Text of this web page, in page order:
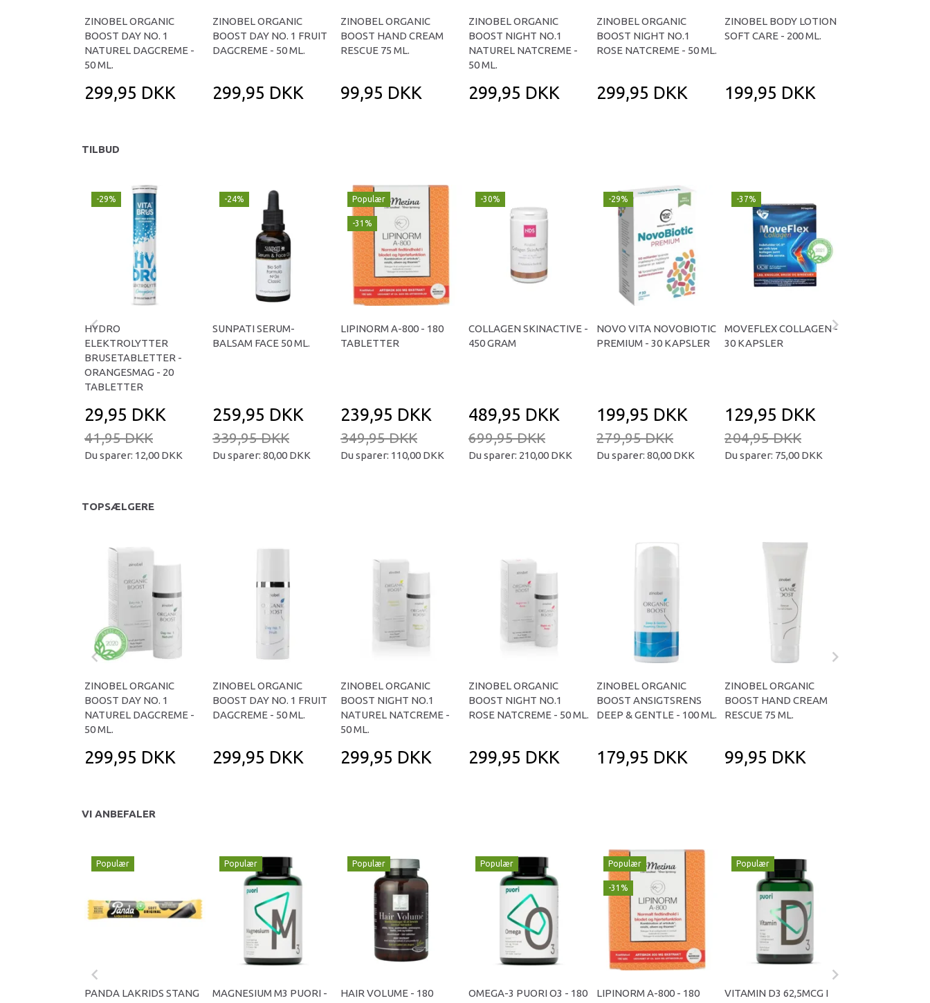
ZINOBEL ORGANIC
BOOST DAY NO. 1
NATUREL DAGCREME -
50 ML.
299,95 DKK
ZINOBEL ORGANIC
BOOST DAY NO. 1 FRUIT
DAGCREME - 50 ML.
299,95 DKK
ZINOBEL ORGANIC
BOOST HAND CREAM
RESCUE 75 ML.
99,95 DKK
ZINOBEL ORGANIC
BOOST NIGHT NO.1
NATUREL NATCREME -
50 ML.
299,95 DKK
ZINOBEL ORGANIC
BOOST NIGHT NO.1
ROSE NATCREME - 50 ML.
299,95 DKK
ZINOBEL BODY LOTION
SOFT CARE - 200 ML.
199,95 DKK
TILBUD
-29%
HYDRO
ELEKTROLYTTER
BRUSETABLETTER -
ORANGESMAG - 20
TABLETTER
29,95 DKK
41,95 DKK
Du sparer: 12,00 DKK
-24%
SUNPATI SERUM-
BALSAM FACE 50 ML.
259,95 DKK
339,95 DKK
Du sparer: 80,00 DKK
Populær
-31%
LIPINORM A-800 - 180
TABLETTER
239,95 DKK
349,95 DKK
Du sparer: 110,00 DKK
-30%
COLLAGEN SKINACTIVE -
450 GRAM
489,95 DKK
699,95 DKK
Du sparer: 210,00 DKK
-29%
NOVO VITA NOVOBIOTIC
PREMIUM - 30 KAPSLER
199,95 DKK
279,95 DKK
Du sparer: 80,00 DKK
-37%
MOVEFLEX COLLAGEN -
30 KAPSLER
129,95 DKK
204,95 DKK
Du sparer: 75,00 DKK
TOPSÆLGERE
ZINOBEL ORGANIC
BOOST DAY NO. 1
NATUREL DAGCREME -
50 ML.
299,95 DKK
ZINOBEL ORGANIC
BOOST DAY NO. 1 FRUIT
DAGCREME - 50 ML.
299,95 DKK
ZINOBEL ORGANIC
BOOST NIGHT NO.1
NATUREL NATCREME -
50 ML.
299,95 DKK
ZINOBEL ORGANIC
BOOST NIGHT NO.1
ROSE NATCREME - 50 ML.
299,95 DKK
ZINOBEL ORGANIC
BOOST ANSIGTSRENS
DEEP & GENTLE - 100 ML.
179,95 DKK
ZINOBEL ORGANIC
BOOST HAND CREAM
RESCUE 75 ML.
99,95 DKK
VI ANBEFALER
Populær
PANDA LAKRIDS STANG
Populær
MAGNESIUM M3 PUORI -
Populær
HAIR VOLUME - 180
Populær
OMEGA-3 PUORI O3 - 180
Populær
-31%
LIPINORM A-800 - 180
Populær
VITAMIN D3 62,5MCG I